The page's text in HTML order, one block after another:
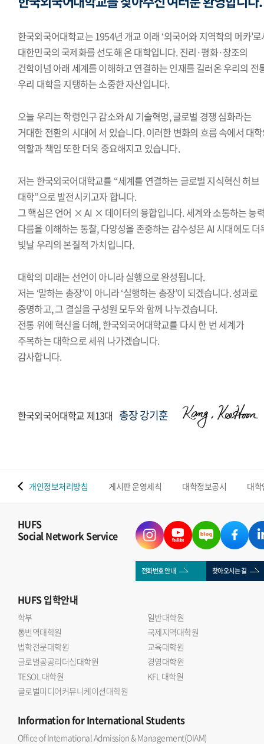
한국외국어대학교는 1954년 개교 이래 ‘외국어와 지역학의 메카’로
대한민국의 국제화를 선도해 온 대학입니다. 진리·평화·창조의
건학이념 아래 세계를 이해하고 연결하는 인재를 길러온 우리의 전
우리 대학을 지탱하는 소중한 자산입니다.
오늘 우리는 학령인구 감소와 AI 기술혁명, 글로벌 경쟁 심화라는
거대한 전환의 시대에 서 있습니다. 이러한 변화의 흐름 속에서 대
역할과 책임 또한 더욱 중요해지고 있습니다.
저는 한국외국어대학교를 “세계를 연결하는 글로벌 지식혁신 허브
대학”으로 발전시키고자 합니다.
그 핵심은 언어 × AI × 데이터의 융합입니다. 세계와 소통하는 능
다름을 이해하는 통찰, 다양성을 존중하는 감수성은 AI 시대에도 더
빛날 우리의 본질적 가치입니다.
대학의 미래는 선언이 아니라 실행으로 완성됩니다.
저는 ‘말하는 총장’이 아니라 ‘실행하는 총장’이 되겠습니다. 성과로
증명하고, 그 결실을 구성원 모두와 함께 나누겠습니다.
전통 위에 혁신을 더해, 한국외국어대학교를 다시 한 번 세계가
주목하는 대학으로 세워 나가겠습니다.
감사합니다.
한국외국어대학교 제13대 총장 강기훈
개인정보처리방침 게시판 운영세칙 대학정보공시 대
HUFS
Social Network Service
전화번호 안내 찾아오시는 길
HUFS입학안내
학부
일반대학원
통번역대학원
국제지역대학원
법학전문대학원
교육대학원
글로벌공공리더십대학원
경영대학원
TESOL 대학원
KFL 대학원
글로벌미디어커뮤니케이션대학원
Informationfor International Students
Office of International Admission & Management(OIAM)